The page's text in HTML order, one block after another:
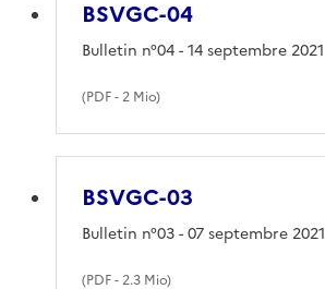
BSVGC-04
(PDF- 2 Mio)
Bulletin n°04 - 14 septembre 2021
BSVGC-03
(PDF- 2.3 Mio)
Bulletin n°03 - 07 septembre 2021